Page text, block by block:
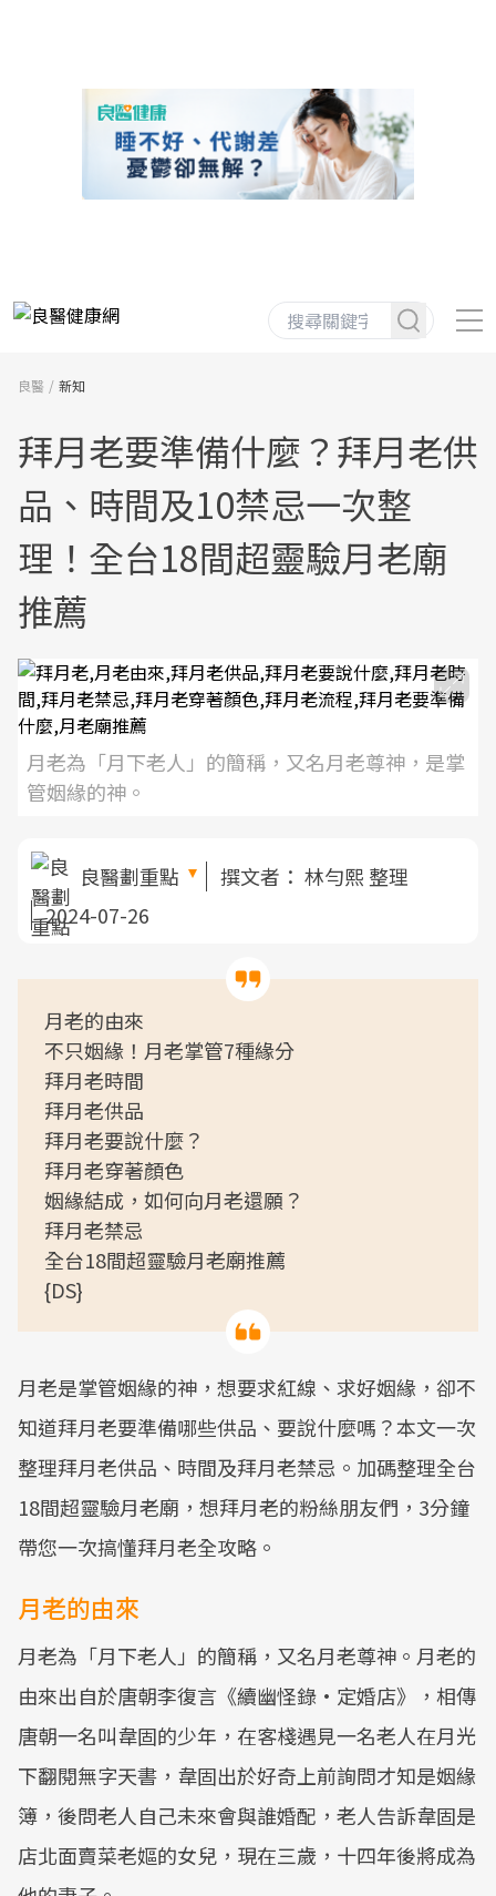
良醫 新知
拜月老要準備什麼？拜月老供
品、時間及10禁忌一次整
理！全台18間超靈驗月老廟
推薦
月老為「月下老人」的簡稱，又名月老尊神，是掌
管姻緣的神。
良醫劃重點 撰文者： 林勻熙 整理
2024-07-26
月老的由來
不只姻緣！月老掌管7種緣分
拜月老時間
拜月老供品
拜月老要說什麼？
拜月老穿著顏色
姻緣結成，如何向月老還願？
拜月老禁忌
全台18間超靈驗月老廟推薦
{DS}
月老是掌管姻緣的神，想要求紅線、求好姻緣，卻不
知道拜月老要準備哪些供品、要說什麼嗎？本文一次
整理拜月老供品、時間及拜月老禁忌。加碼整理全台
18間超靈驗月老廟，想拜月老的粉絲朋友們，3分鐘
帶您一次搞懂拜月老全攻略。
月老的由來
月老為「月下老人」的簡稱，又名月老尊神。月老的
由來出自於唐朝李復言《續幽怪錄·定婚店》，相傳
唐朝一名叫韋固的少年，在客棧遇見一名老人在月光
下翻閱無字天書，韋固出於好奇上前詢問才知是姻緣
簿，後問老人自己未來會與誰婚配，老人告訴韋固是
店北面賣菜老嫗的女兒，現在三歲，十四年後將成為